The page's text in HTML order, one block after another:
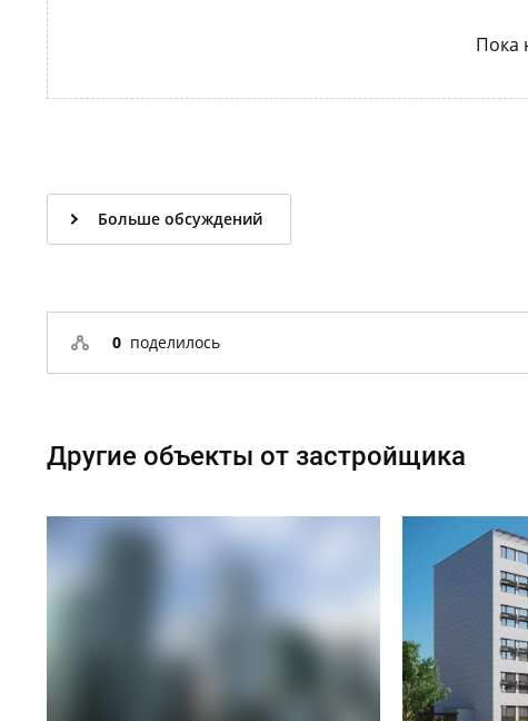
Пока
Больше обсуждений
0 поделилось
Другие объекты от застройщика